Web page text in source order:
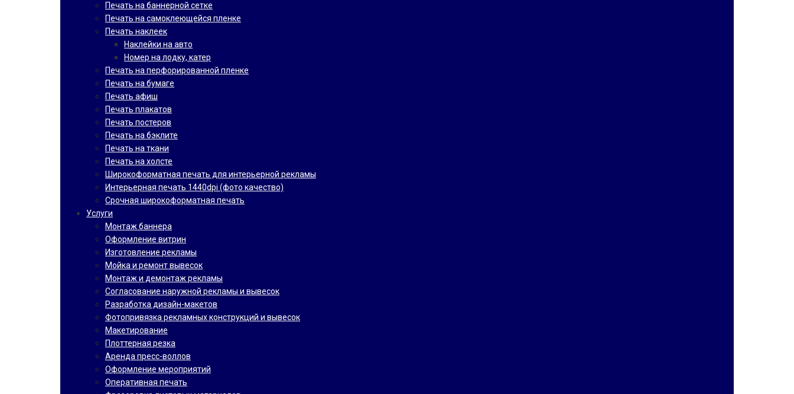
Печать на баннерной сетке
Печать на самоклеющейся пленке
Печать наклеек
Наклейки на авто
Номер на лодку, катер
Печать на перфорированной пленке
Печать на бумаге
Печать афиш
Печать плакатов
Печать постеров
Печать на бэклите
Печать на ткани
Печать на холсте
Широкоформатная печать для интерьерной рекламы
Интерьерная печать 1440dpi (фото качество)
Срочная широкоформатная печать
Услуги
Монтаж баннера
Оформление витрин
Изготовление рекламы
Мойка и ремонт вывесок
Монтаж и демонтаж рекламы
Согласование наружной рекламы и вывесок
Разработка дизайн-макетов
Фотопривязка рекламных конструкций и вывесок
Макетирование
Плоттерная резка
Аренда пресс-воллов
Оформление мероприятий
Оперативная печать